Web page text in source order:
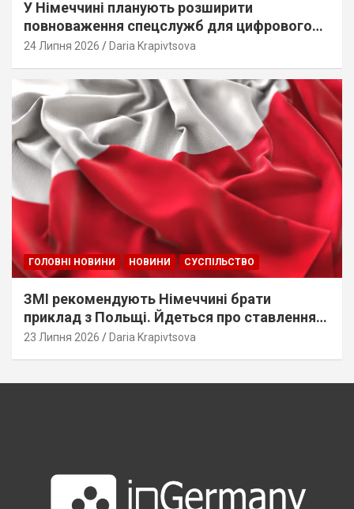
У Німеччині планують розширити
повноваження спецслужб для цифрового
стеження
24 Липня 2026 Daria Krapivtsova
ГОЛОВНІ НОВИНИ НОВИНИ СУСПІЛЬСТВО
ЗМІ рекомендують Німеччині брати
приклад з Польщі. Йдеться про ставлення
до українців
23 Липня 2026 Daria Krapivtsova